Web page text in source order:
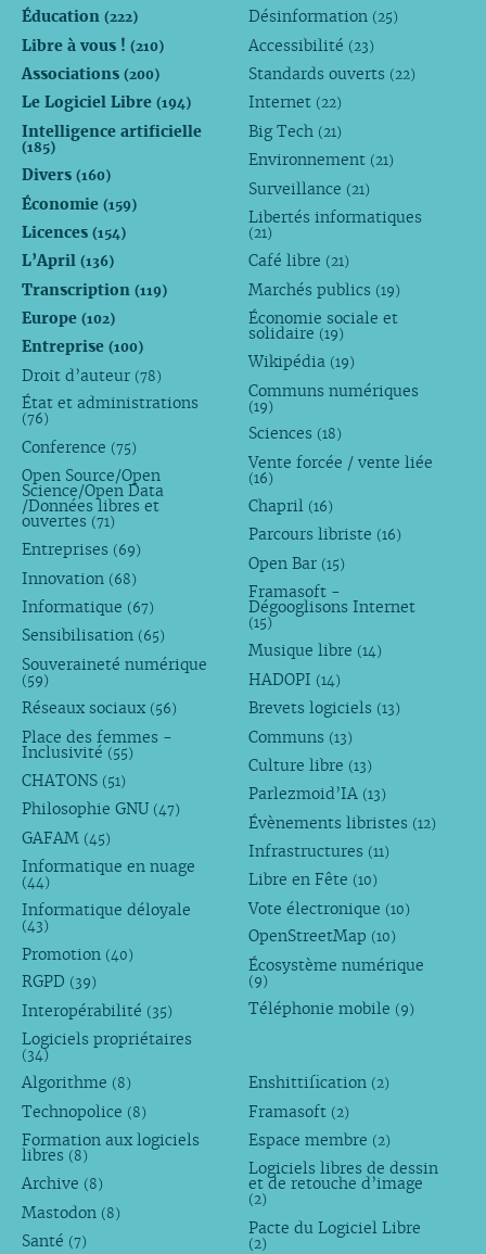
Éducation (222)
Libre à vous ! (210)
Associations (200)
Le Logiciel Libre (194)
Intelligence artificielle
(185)
Divers (160)
Économie (159)
Licences (154)
L’April (136)
Transcription (119)
Europe (102)
Entreprise (100)
Droit d’auteur (78)
État et administrations
(76)
Conference (75)
Open Source/Open
Science/Open Data
/Données libres et
ouvertes (71)
Entreprises (69)
Innovation (68)
Informatique (67)
Sensibilisation (65)
Souveraineté numérique
(59)
Réseaux sociaux (56)
Place des femmes -
Inclusivité (55)
CHATONS (51)
Philosophie GNU (47)
GAFAM (45)
Informatique en nuage
(44)
Informatique déloyale
(43)
Promotion (40)
RGPD (39)
Interopérabilité (35)
Logiciels propriétaires
(34)
Désinformation (25)
Accessibilité (23)
Standards ouverts (22)
Internet (22)
Big Tech (21)
Environnement (21)
Surveillance (21)
Libertés informatiques
(21)
Café libre (21)
Marchés publics (19)
Économie sociale et
solidaire (19)
Wikipédia (19)
Communs numériques
(19)
Sciences (18)
Vente forcée / vente liée
(16)
Chapril (16)
Parcours libriste (16)
Open Bar (15)
Framasoft -
Dégooglisons Internet
(15)
Musique libre (14)
HADOPI (14)
Brevets logiciels (13)
Communs (13)
Culture libre (13)
Parlezmoid’IA (13)
Évènements libristes (12)
Infrastructures (11)
Libre en Fête (10)
Vote électronique (10)
OpenStreetMap (10)
Écosystème numérique
(9)
Téléphonie mobile (9)
Algorithme (8)
Technopolice (8)
Formation aux logiciels
libres (8)
Archive (8)
Mastodon (8)
Santé (7)
Enshittification (2)
Framasoft (2)
Espace membre (2)
Logiciels libres de dessin
et de retouche d’image
(2)
Pacte du Logiciel Libre
(2)